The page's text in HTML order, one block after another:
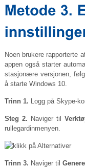
Noen brukere rapporterte
appen også starter
stasjonære versjonen,
å starte Windows 10.
Trinn 1. Logg på Skype-
Steg 2. Naviger til
rullegardinmenyen.
Trinn 3. Naviger til